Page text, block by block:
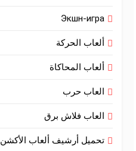
Экшн-игра
ألعاب الحركة
ألعاب المحاكاة
العاب حرب
العاب فلاش برق
تحميل أرشيف ألعاب الأكشن